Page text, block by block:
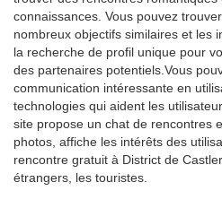
connaissances. Vous pouvez
nombreux objectifs similaires et les
la recherche de profil unique pour
des partenaires potentiels.Vous
communication intéressante en
technologies qui aident les
site propose un chat de rencontres
photos, affiche les intérêts des
rencontre gratuit à District de
étrangers, les touristes.